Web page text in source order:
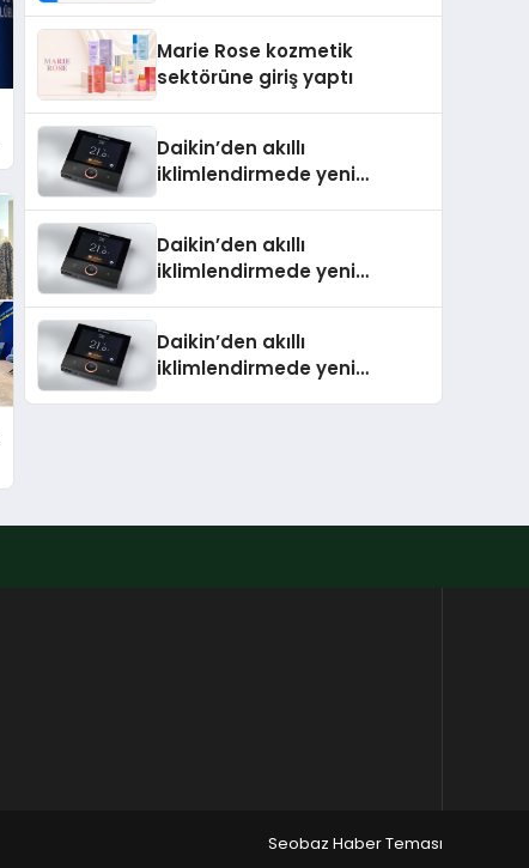
Aldı
Marie Rose kozmetik
sektörüne giriş yaptı
Daikin’den akıllı
iklimlendirmede yeni
Daikin’den akıllı
iklimlendirmede yeni
Daikin’den akıllı
iklimlendirmede yeni
Seobaz Haber Teması